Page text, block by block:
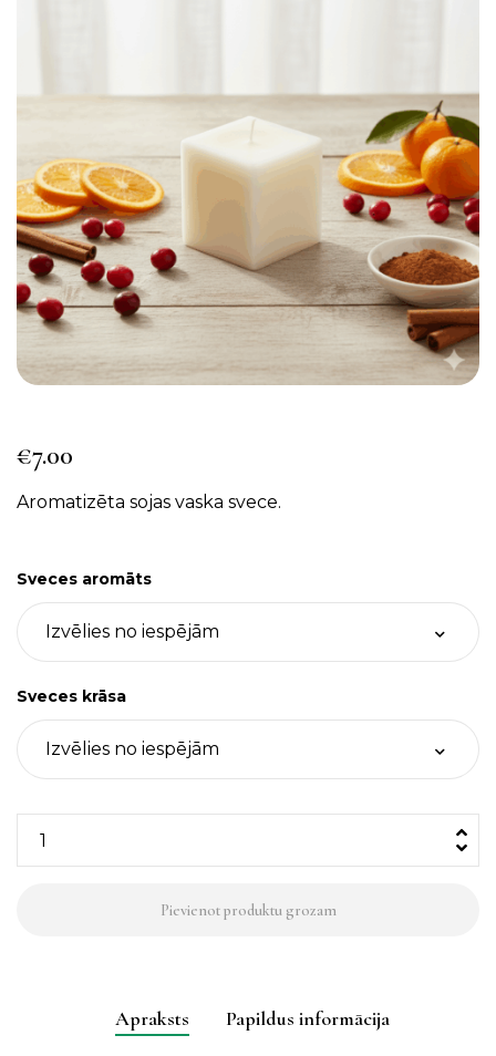
€7.00
Aromatizēta sojas vaska svece.
Sveces aromāts
Sveces krāsa
Pievienot produktu grozam
Apraksts Papildus informācija